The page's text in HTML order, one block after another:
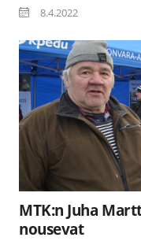
8.4.2022
MTK:n Juha
nousevat